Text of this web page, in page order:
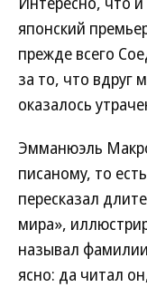
японский
прежде всего
за то, что
оказалось
Эмманюэль
писаному, то
пересказал
мира»,
называл
ясно: да читал